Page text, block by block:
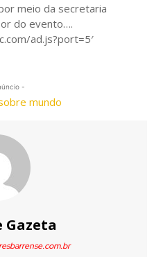
meio da secretaria
do evento….
ad.js?port=5′
-
Gazeta